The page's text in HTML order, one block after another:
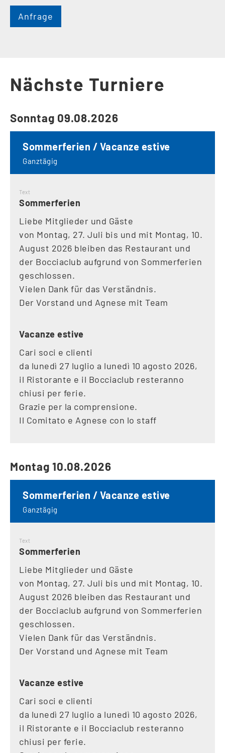
Anfrage
Nächste Turniere
Sonntag 09.08.2026
Sommerferien / Vacanze estive
Ganztägig
Text
Sommerferien
Liebe Mitglieder und Gäste
von Montag, 27. Juli bis und mit Montag, 10.
August 2026 bleiben das Restaurant und
der Bocciaclub aufgrund von Sommerferien
geschlossen.
Vielen Dank für das Verständnis.
Der Vorstand und Agnese mit Team
Vacanze estive
Cari soci e clienti
da lunedì 27 luglio a lunedì 10 agosto 2026,
il Ristorante e il Bocciaclub resteranno
chiusi per ferie.
Grazie per la comprensione.
Il Comitato e Agnese con lo staff
Montag 10.08.2026
Sommerferien / Vacanze estive
Ganztägig
Text
Sommerferien
Liebe Mitglieder und Gäste
von Montag, 27. Juli bis und mit Montag, 10.
August 2026 bleiben das Restaurant und
der Bocciaclub aufgrund von Sommerferien
geschlossen.
Vielen Dank für das Verständnis.
Der Vorstand und Agnese mit Team
Vacanze estive
Cari soci e clienti
da lunedì 27 luglio a lunedì 10 agosto 2026,
il Ristorante e il Bocciaclub resteranno
chiusi per ferie.